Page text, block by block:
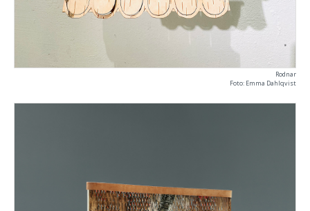
Rodnar
Foto: Emma Dahlqvist